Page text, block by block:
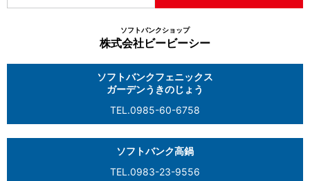
ソフトバンクショップ
株式会社ビービーシー
ソフトバンクフェニックス
ガーデンうきのじょう
TEL.0985-60-6758
ソフトバンク高鍋
TEL.0983-23-9556